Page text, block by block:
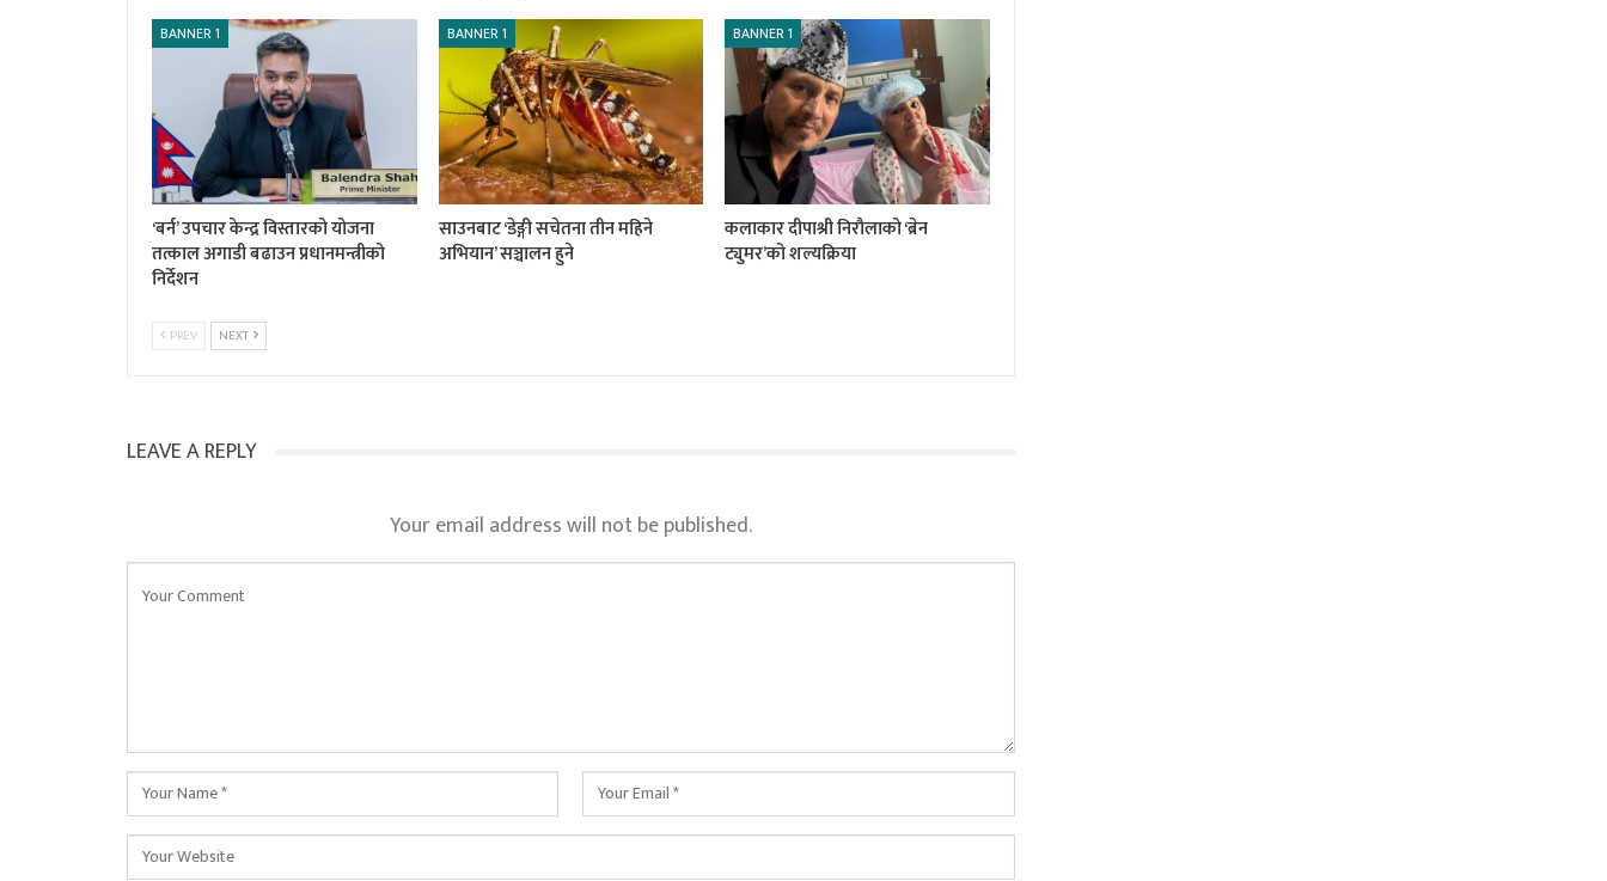
BANNER 1
‘बर्न’ उपचार केन्द्र विस्तारको योजना
तत्काल अगाडी बढाउन प्रधानमन्त्रीको
निर्देशन
BANNER 1
साउनबाट ‘डेङ्गी सचेतना तीन महिने
अभियान’ सञ्चालन हुने
BANNER 1
कलाकार दीपाश्री निरौलाको ‘ब्रेन
ट्युमर’को शल्यक्रिया
PREV NEXT
LEAVE A REPLY
Your email address will not be published.